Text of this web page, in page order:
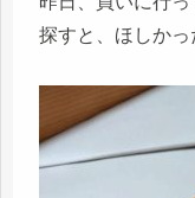
探すと、ほしかっ